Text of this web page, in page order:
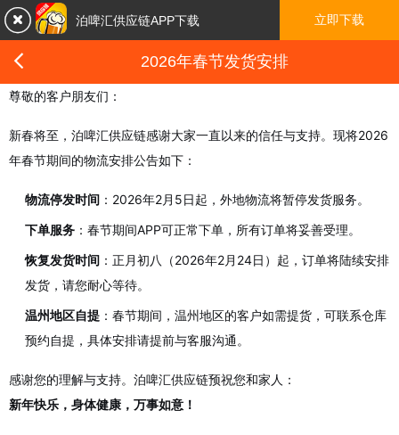
 2026年春节发货安排
尊敬的客户朋友们：
新春将至，泊啤汇供应链感谢大家一直以来的信任与支持。现将2026
年春节期间的物流安排公告如下：
物流停发时间 ：2026年2月5日起，外地物流将暂停发货服务。
下单服务 ：春节期间APP可正常下单，所有订单将妥善受理。
恢复发货时间 ：正月初八（2026年2月24日）起，订单将陆续安排
发货，请您耐心等待。
温州地区自提 ：春节期间，温州地区的客户如需提货，可联系仓库
预约自提，具体安排请提前与客服沟通。
感谢您的理解与支持。泊啤汇供应链预祝您和家人：
新年快乐，身体健康，万事如意！
 泊啤汇供应链APP下载 立即下载